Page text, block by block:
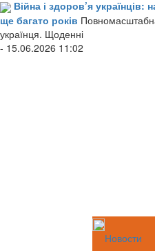
Війна і здоров’я українців:
ще багато років
українця. Щоденні
- 15.06.2026 11:02
Новости